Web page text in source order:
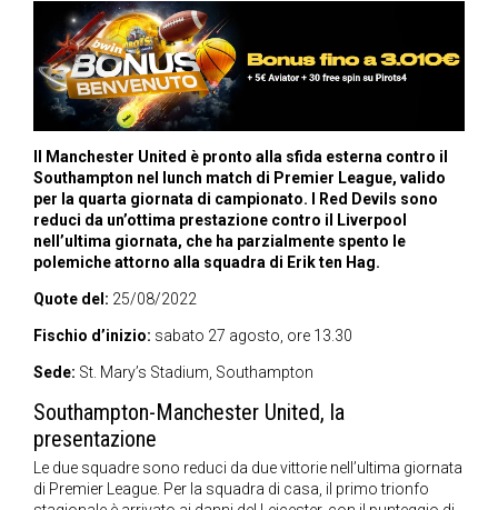
Il Manchester United è pronto alla sfida esterna contro il
Southampton nel lunch match di Premier League, valido
per la quarta giornata di campionato. I Red Devils sono
reduci da un’ottima prestazione contro il Liverpool
nell’ultima giornata, che ha parzialmente spento le
polemiche attorno alla squadra di Erik ten Hag.
Quote del: 25/08/2022
Fischio d’inizio: sabato 27 agosto, ore 13.30
Sede: St. Mary’s Stadium, Southampton
Southampton-Manchester United, la
presentazione
Le due squadre sono reduci da due vittorie nell’ultima giornata
di Premier League. Per la squadra di casa, il primo trionfo